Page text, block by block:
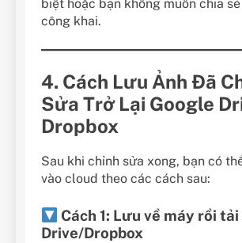
biệt hoặc bạn không muốn chia
công khai.
4. Cách Lưu Ảnh Đã
Sửa Trở Lại Google
Dropbox
Sau khi chỉnh sửa xong, bạn có
vào cloud theo các cách sau:
Cách 1: Lưu về máy rồi
Drive/Dropbox